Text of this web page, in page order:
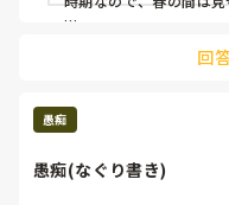
てコミュニケーション
てはこうした方がいいと
しめる関係になることで
回
愚痴
愚痴(なぐり書き)